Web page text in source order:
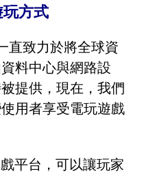
方式
直致力於將全球資
料中心與網路設
提供，現在，我們
用者享受電玩遊戲
平台，可以讓玩家